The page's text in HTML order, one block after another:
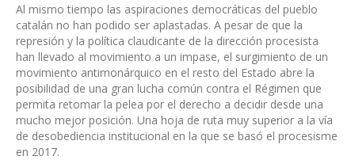
Al mismo tiempo las aspiraciones democráticas del pueblo
catalán no han podido ser aplastadas. A pesar de que la
represión y la política claudicante de la dirección procesista
han llevado al movimiento a un impase, el surgimiento de un
movimiento antimonárquico en el resto del Estado abre la
posibilidad de una gran lucha común contra el Régimen que
permita retomar la pelea por el derecho a decidir desde una
mucho mejor posición. Una hoja de ruta muy superior a la vía
de desobediencia institucional en la que se basó el procesisme
en 2017.